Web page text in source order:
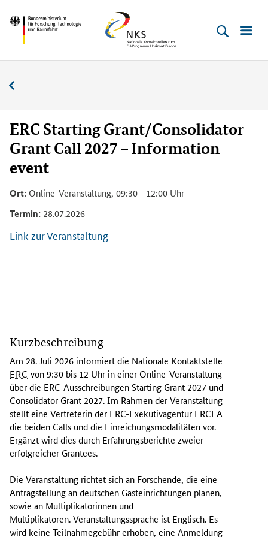
zum
Inhalt
(Eingabetaste)
zum
Hauptmenu
(Eingabetaste)
zur
Suche
(Eingabetaste)
zur
Fußleiste
(Enter)
Bundesministerium
Technologie
Raumfahrt
Horizont
Europa
ERC Starting Grant/Consolidator
Grant Call 2027 – Information
event
Ort: Online-Veranstaltung, 09:30 - 12:00 Uhr
Termin: 28.07.2026
Link zur Veranstaltung
2
8
.
J
u
l
i
2
0
6
i
n
f
o
Kurzbeschreibung
Am 28. Juli 2026 informiert die Nationale Kontaktstelle
ERC von 9:30 bis 12 Uhr in einer Online-Veranstaltung
über die ERC-AusschreibungenStarting Grant 2027 und
Consolidator Grant 2027. Im Rahmen der Veranstaltung
stellt eine Vertreterin der ERC-Exekutivagentur ERCEA
die beiden Calls und die Einreichungsmodalitäten vor.
Ergänzt wird dies durch Erfahrungsberichte zweier
erfolgreicher Grantees.
Die Veranstaltung richtet sich an Forschende, die eine
Antragstellung an deutschen Gasteinrichtungen planen,
sowie an Multiplikatorinnen und
Multiplikatoren. Veranstaltungssprache ist Englisch. Es
wird keine Teilnahmegebühr erhoben, eine Anmeldung